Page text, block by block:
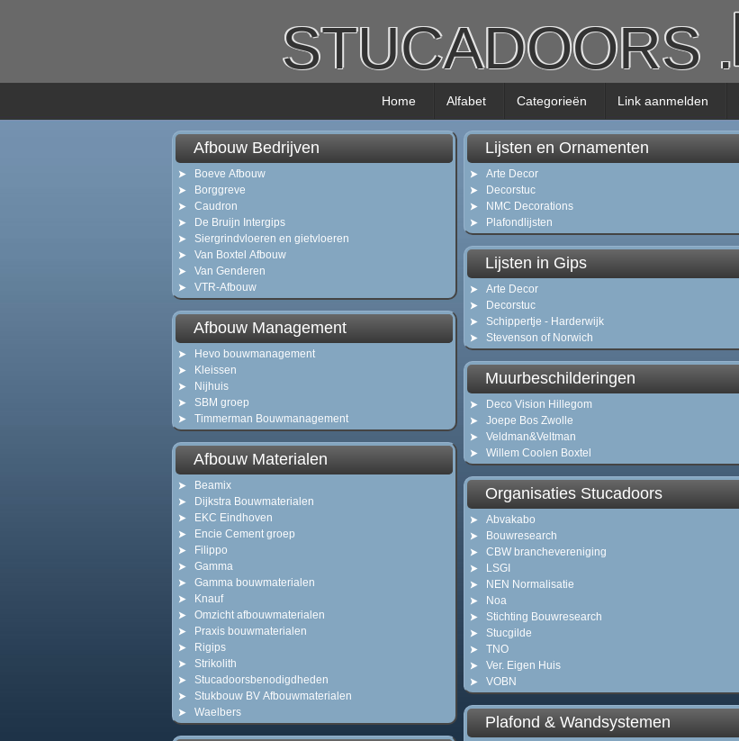
STUCADOORS .
Home Alfabet Categorieën Link aanmelden
Afbouw Bedrijven
Boeve Afbouw
Borggreve
Caudron
De Bruijn Intergips
Siergrindvloeren en gietvloeren
Van Boxtel Afbouw
Van Genderen
VTR-Afbouw
Afbouw Management
Hevo bouwmanagement
Kleissen
Nijhuis
SBM groep
Timmerman Bouwmanagement
Afbouw Materialen
Beamix
Dijkstra Bouwmaterialen
EKC Eindhoven
Encie Cement groep
Filippo
Gamma
Gamma bouwmaterialen
Knauf
Omzicht afbouwmaterialen
Praxis bouwmaterialen
Rigips
Strikolith
Stucadoorsbenodigdheden
Stukbouw BV Afbouwmaterialen
Waelbers
Lijsten en Ornamenten
Arte Decor
Decorstuc
NMC Decorations
Plafondlijsten
Lijsten in Gips
Arte Decor
Decorstuc
Schippertje - Harderwijk
Stevenson of Norwich
Muurbeschilderingen
Deco Vision Hillegom
Joepe Bos Zwolle
Veldman&Veltman
Willem Coolen Boxtel
Organisaties Stucadoors
Abvakabo
Bouwresearch
CBW branchevereniging
LSGI
NEN Normalisatie
Noa
Stichting Bouwresearch
Stucgilde
TNO
Ver. Eigen Huis
VOBN
Plafond & Wandsystemen